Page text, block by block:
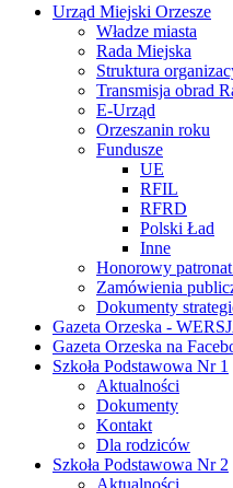
Urząd Miejski Orzesze
Władze miasta
Rada Miejska
Struktura
Transmisja obrad
E-Urząd
Orzeszanin roku
Fundusze
UE
RFIL
RFRD
Polski Ład
Inne
Honorowy
Zamówienia
Dokumenty
Gazeta Orzeska -
Gazeta Orzeska na
Szkoła Podstawowa Nr 1
Aktualności
Dokumenty
Kontakt
Dla rodziców
Szkoła Podstawowa Nr 2
Aktualności